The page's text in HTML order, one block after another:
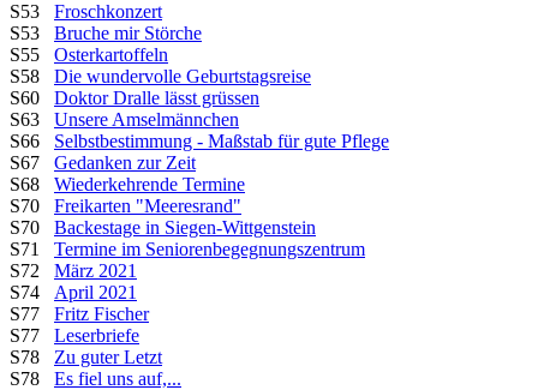
S53 Froschkonzert
S53 Bruche mir Störche
S55 Osterkartoffeln
S58 Die wundervolle Geburtstagsreise
S60 Doktor Dralle lässt grüssen
S63 Unsere Amselmännchen
S66 Selbstbestimmung - Maßstab für gute Pflege
S67 Gedanken zur Zeit
S68 Wiederkehrende Termine
S70 Freikarten "Meeresrand"
S70 Backestage in Siegen-Wittgenstein
S71 Termine im Seniorenbegegnungszentrum
S72 März 2021
S74 April 2021
S77 Fritz Fischer
S77 Leserbriefe
S78 Zu guter Letzt
S78 Es fiel uns auf,...